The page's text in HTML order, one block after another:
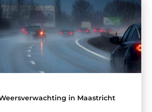
in Maastricht